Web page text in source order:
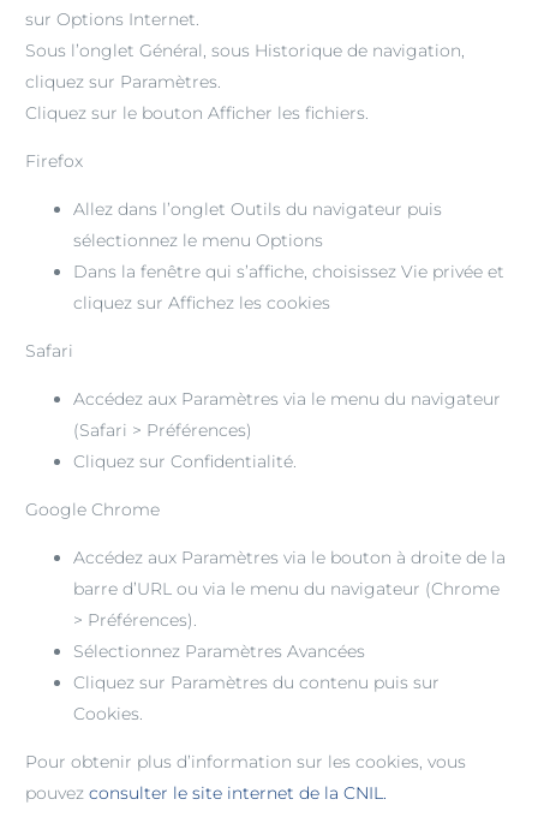
sur Options Internet.
Sous l’onglet Général, sous Historique de navigation,
cliquez sur Paramètres.
Cliquez sur le bouton Afficher les fichiers.
Firefox
Allez dans l’onglet Outils du navigateur puis
sélectionnez le menu Options
Dans la fenêtre qui s’affiche, choisissez Vie privée et
cliquez sur Affichez les cookies
Safari
Accédez aux Paramètres via le menu du navigateur
(Safari > Préférences)
Cliquez sur Confidentialité.
Google Chrome
Accédez aux Paramètres via le bouton à droite de la
barre d’URL ou via le menu du navigateur (Chrome
> Préférences).
Sélectionnez Paramètres Avancées
Cliquez sur Paramètres du contenu puis sur
Cookies.
Pour obtenir plus d’information sur les cookies, vous
pouvezconsulter le site internet de la CNIL.